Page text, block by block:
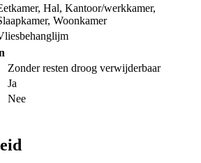
, Hal, Kantoor/werkkamer,
, Woonkamer
Zonder resten droog verwijderbaar
Ja
Nee